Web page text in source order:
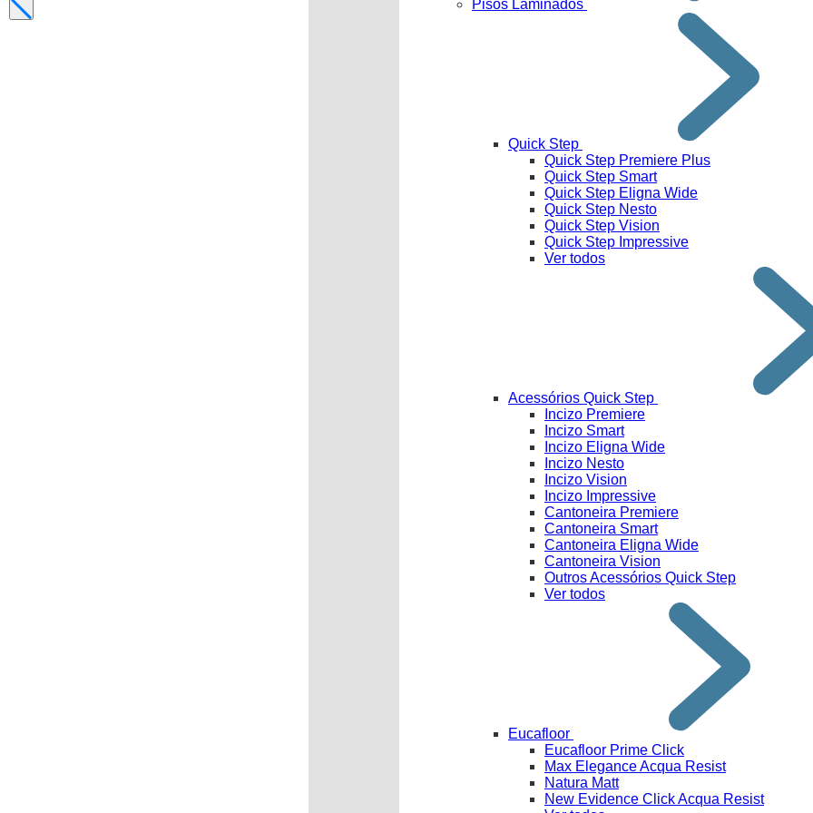
Pisos Laminados
Quick Step
Quick Step Premiere Plus
Quick Step Smart
Quick Step Eligna Wide
Quick Step Nesto
Quick Step Vision
Quick Step Impressive
Ver todos
Acessórios Quick Step
Incizo Premiere
Incizo Smart
Incizo Eligna Wide
Incizo Nesto
Incizo Vision
Incizo Impressive
Cantoneira Premiere
Cantoneira Smart
Cantoneira Eligna Wide
Cantoneira Vision
Outros Acessórios Quick Step
Ver todos
Eucafloor
Eucafloor Prime Click
Max Elegance Acqua Resist
Natura Matt
New Evidence Click Acqua Resist